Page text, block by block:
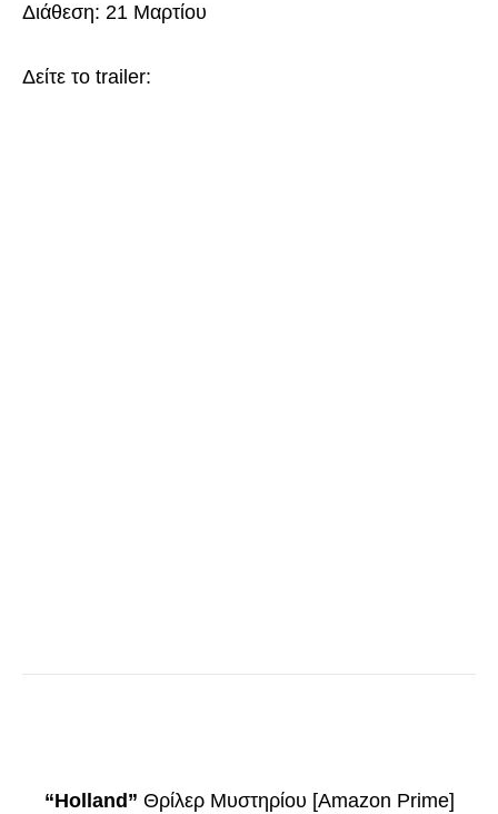
Διάθεση: 21 Μαρτίου
Δείτε το trailer:
“Holland” Θρίλερ Μυστηρίου [Amazon Prime]